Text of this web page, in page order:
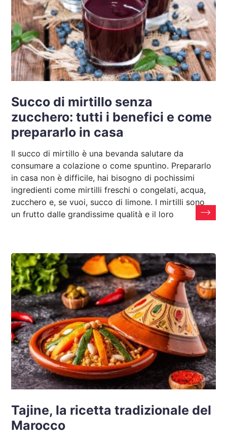
Succo di mirtillo senza
zucchero: tutti i benefici e come
prepararlo in casa
Il succo di mirtillo è una bevanda salutare da
consumare a colazione o come spuntino. Prepararlo
in casa non è difficile, hai bisogno di pochissimi
ingredienti come mirtilli freschi o congelati, acqua,
zucchero e, se vuoi, succo di limone. I mirtilli sono
un frutto dalle grandissime qualità e il loro
Tajine, la ricetta tradizionale del
Marocco